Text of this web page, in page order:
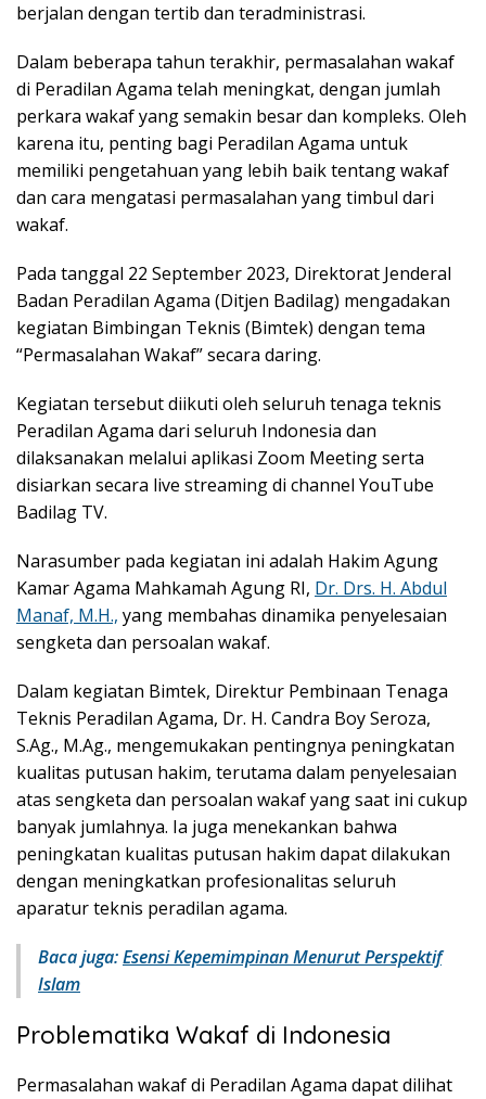
berjalan dengan tertib dan teradministrasi.
Dalam beberapa tahun terakhir, permasalahan wakaf
di Peradilan Agama telah meningkat, dengan jumlah
perkara wakaf yang semakin besar dan kompleks. Oleh
karena itu, penting bagi Peradilan Agama untuk
memiliki pengetahuan yang lebih baik tentang wakaf
dan cara mengatasi permasalahan yang timbul dari
wakaf.
Pada tanggal 22 September 2023, Direktorat Jenderal
Badan Peradilan Agama (Ditjen Badilag) mengadakan
kegiatan Bimbingan Teknis (Bimtek) dengan tema
“Permasalahan Wakaf” secara daring.
Kegiatan tersebut diikuti oleh seluruh tenaga teknis
Peradilan Agama dari seluruh Indonesia dan
dilaksanakan melalui aplikasi Zoom Meeting serta
disiarkan secara live streaming di channel YouTube
Badilag TV.
Narasumber pada kegiatan ini adalah Hakim Agung
Kamar Agama Mahkamah Agung RI, Dr. Drs. H. Abdul
Manaf, M.H., yang membahas dinamika penyelesaian
sengketa dan persoalan wakaf.
Dalam kegiatan Bimtek, Direktur Pembinaan Tenaga
Teknis Peradilan Agama, Dr. H. Candra Boy Seroza,
S.Ag., M.Ag., mengemukakan pentingnya peningkatan
kualitas putusan hakim, terutama dalam penyelesaian
atas sengketa dan persoalan wakaf yang saat ini cukup
banyak jumlahnya. Ia juga menekankan bahwa
peningkatan kualitas putusan hakim dapat dilakukan
dengan meningkatkan profesionalitas seluruh
aparatur teknis peradilan agama.
Baca juga:Esensi Kepemimpinan Menurut Perspektif
Islam
Problematika Wakaf di Indonesia
Permasalahan wakaf di Peradilan Agama dapat dilihat